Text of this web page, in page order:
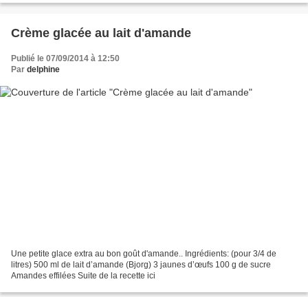
Crème glacée au lait d'amande
Publié le 07/09/2014 à 12:50
Par delphine
Une petite glace extra au bon goût d'amande.. Ingrédients: (pour 3/4 de
litres) 500 ml de lait d’amande (Bjorg) 3 jaunes d’œufs 100 g de sucre
Amandes effilées Suite de la recette ici